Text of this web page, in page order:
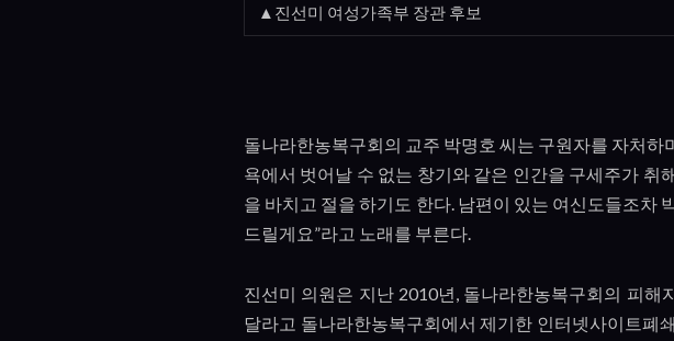
▲진선미 여성가족부 장관 후보
돌나라한농복구회의 교주 박명호 씨는 구원자를 자처하
욕에서 벗어날 수 없는 창기와 같은 인간을 구세주가 취
을 바치고 절을 하기도 한다. 남편이 있는 여신도들조차
드릴게요”라고 노래를 부른다.
진선미 의원은 지난 2010년, 돌나라한농복구회의 피해
달라고 돌나라한농복구회에서 제기한 인터넷사이트폐